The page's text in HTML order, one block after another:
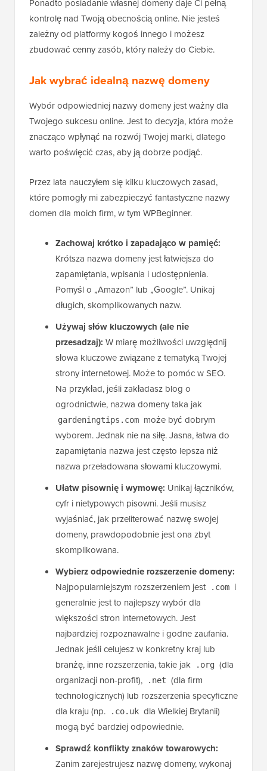
Ponadto posiadanie własnej domeny daje Ci pełną
kontrolę nad Twoją obecnością online. Nie jesteś
zależny od platformy kogoś innego i możesz
zbudować cenny zasób, który należy do Ciebie.
Jak wybrać idealną nazwę domeny
Wybór odpowiedniej nazwy domeny jest ważny dla
Twojego sukcesu online. Jest to decyzja, która może
znacząco wpłynąć na rozwój Twojej marki, dlatego
warto poświęcić czas, aby ją dobrze podjąć.
Przez lata nauczyłem się kilku kluczowych zasad,
które pomogły mi zabezpieczyć fantastyczne nazwy
domen dla moich firm, w tym WPBeginner.
Zachowaj krótko i zapadająco w pamięć:
Krótsza nazwa domeny jest łatwiejsza do
zapamiętania, wpisania i udostępnienia.
Pomyśl o „Amazon” lub „Google”. Unikaj
długich, skomplikowanych nazw.
Używaj słów kluczowych (ale nie
przesadzaj): W miarę możliwości uwzględnij
słowa kluczowe związane z tematyką Twojej
strony internetowej. Może to pomóc w SEO.
Na przykład, jeśli zakładasz blog o
ogrodnictwie, nazwa domeny taka jak
gardeningtips.com może być dobrym
wyborem. Jednak nie na siłę. Jasna, łatwa do
zapamiętania nazwa jest często lepsza niż
nazwa przeładowana słowami kluczowymi.
Ułatw pisownię i wymowę: Unikaj łączników,
cyfr i nietypowych pisowni. Jeśli musisz
wyjaśniać, jak przeliterować nazwę swojej
domeny, prawdopodobnie jest ona zbyt
skomplikowana.
Wybierz odpowiednie rozszerzenie domeny:
Najpopularniejszym rozszerzeniem jest .com i
generalnie jest to najlepszy wybór dla
większości stron internetowych. Jest
najbardziej rozpoznawalne i godne zaufania.
Jednak jeśli celujesz w konkretny kraj lub
branżę, inne rozszerzenia, takie jak
.org (dla
organizacji non-profit),
.net (dla firm
technologicznych) lub rozszerzenia specyficzne
dla kraju (np.
.co.uk dla Wielkiej Brytanii)
mogą być bardziej odpowiednie.
Sprawdź konflikty znaków towarowych:
Zanim zarejestrujesz nazwę domeny, wykonaj